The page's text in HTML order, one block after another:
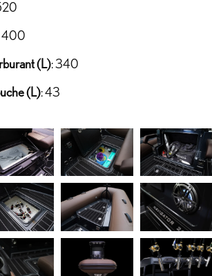
400
(L): 340
(L): 43